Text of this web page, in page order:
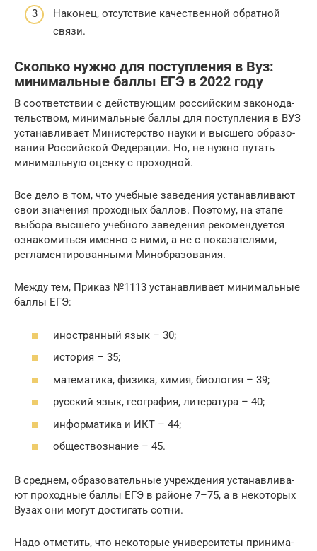
Наконец, отсутствие качественной обратной
связи.
Сколь­ко нуж­но для поступ­ле­ния в Вуз:
мини­маль­ные бал­лы ЕГЭ в 2022 году
В соот­вет­ствии с дей­ству­ю­щим рос­сий­ским зако­но­да­
тель­ством, мини­маль­ные бал­лы для поступ­ле­ния в ВУЗ
уста­нав­ли­ва­ет Мини­стер­ство нау­ки и выс­ше­го обра­зо­
ва­ния Рос­сий­ской Феде­ра­ции. Но, не нуж­но путать
мини­маль­ную оцен­ку с проходной.
Все дело в том, что учеб­ные заве­де­ния уста­нав­ли­ва­ют
свои зна­че­ния про­ход­ных бал­лов. Поэто­му, на эта­пе
выбо­ра выс­ше­го учеб­но­го заве­де­ния реко­мен­ду­ет­ся
озна­ко­мить­ся имен­но с ними, а не с пока­за­те­ля­ми,
регла­мен­ти­ро­ван­ны­ми Минобразования.
Меж­ду тем, При­каз №1113 уста­нав­ли­ва­ет мини­маль­ные
бал­лы ЕГЭ:
ино­стран­ный язык – 30;
исто­рия – 35;
мате­ма­ти­ка, физи­ка, химия, био­ло­гия – 39;
рус­ский язык, гео­гра­фия, лите­ра­ту­ра – 40;
инфор­ма­ти­ка и ИКТ – 44;
обще­ст­во­зна­ние – 45.
В сред­нем, обра­зо­ва­тель­ные учре­жде­ния уста­нав­ли­ва­
ют про­ход­ные бал­лы ЕГЭ в рай­оне 7–75, а в неко­то­рых
Вузах они могут дости­гать сотни.
Надо отме­тить, что неко­то­рые уни­вер­си­те­ты при­ни­ма­